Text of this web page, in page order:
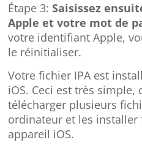
Étape 3:Saisissez
Apple et votre mot de
votre identifiant Apple,
le réinitialiser.
Votre fichier IPA est
iOS. Ceci est très simple,
télécharger plusieurs
ordinateur et les
appareil iOS.